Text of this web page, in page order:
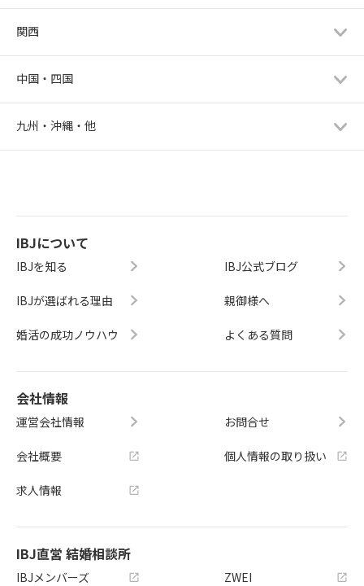
関西
中国・四国
九州・沖縄・他
IBJについて
IBJを知る
IBJが選ばれる理由
婚活の成功ノウハウ
IBJ公式ブログ
親御様へ
よくある質問
会社情報
運営会社情報
会社概要
求人情報
お問合せ
個人情報の取り扱い
IBJ直営 結婚相談所
IBJメンバーズ ZWEI